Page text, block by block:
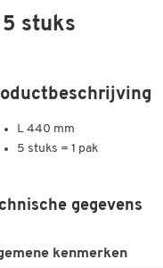
stuks
L 440 mm
5 stuks = 1 pak
gegevens
kenmerken